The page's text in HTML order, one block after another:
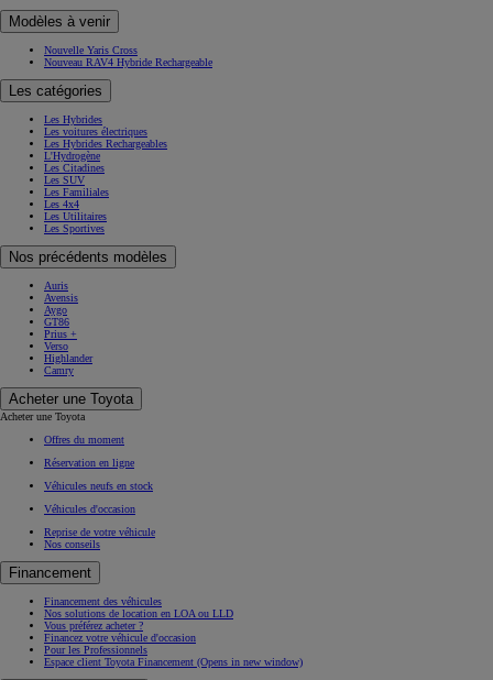
Modèles à venir
Nouvelle Yaris Cross
Nouveau RAV4 Hybride Rechargeable
Les catégories
Les Hybrides
Les voitures électriques
Les Hybrides Rechargeables
L'Hydrogène
Les Citadines
Les SUV
Les Familiales
Les 4x4
Les Utilitaires
Les Sportives
Nos précédents modèles
Auris
Avensis
Aygo
GT86
Prius +
Verso
Highlander
Camry
Acheter une Toyota
Acheter une Toyota
Offres du moment
Réservation en ligne
Véhicules neufs en stock
Véhicules d'occasion
Reprise de votre véhicule
Nos conseils
Financement
Financement des véhicules
Nos solutions de location en LOA ou LLD
Vous préférez acheter ?
Financez votre véhicule d'occasion
Pour les Professionnels
Espace client Toyota Financement (Opens in new window)